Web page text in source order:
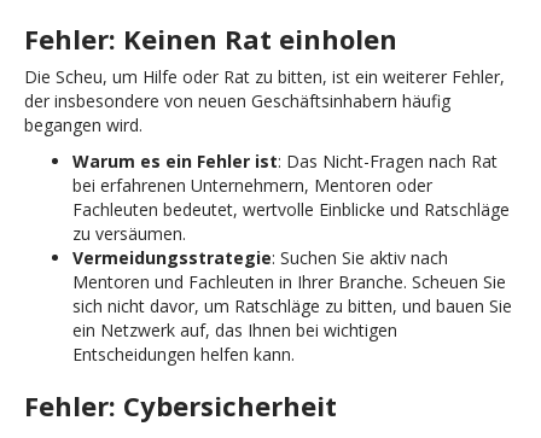
Fehler: Keinen Rat einholen
Die Scheu, um Hilfe oder Rat zu bitten, ist ein weiterer Fehler,
der insbesondere von neuen Geschäftsinhabern häufig
begangen wird.
Warum es ein Fehler ist: Das Nicht-Fragen nach Rat
bei erfahrenen Unternehmern, Mentoren oder
Fachleuten bedeutet, wertvolle Einblicke und Ratschläge
zu versäumen.
Vermeidungsstrategie: Suchen Sie aktiv nach
Mentoren und Fachleuten in Ihrer Branche. Scheuen Sie
sich nicht davor, um Ratschläge zu bitten, und bauen Sie
ein Netzwerk auf, das Ihnen bei wichtigen
Entscheidungen helfen kann.
Fehler: Cybersicherheit